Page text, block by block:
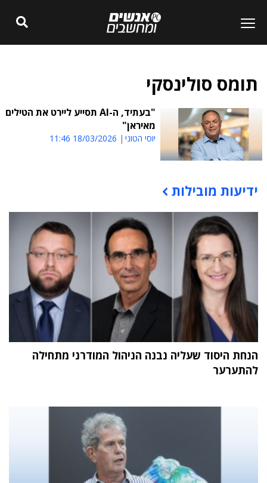
תומס סולינסקי
"בעתיד, ה-AI תסייע ליירט את הטילים
מאיראן"
יוסי הטוני 18/03/2026 11:46
תוכן פרסומי
ידיעות מובילות
הנחת היסוד שעליה נבנה הניהול המודרני מתחילה
להתערער